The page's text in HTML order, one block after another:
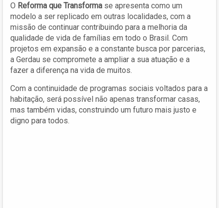
O Reforma que Transforma se apresenta como um
modelo a ser replicado em outras localidades, com a
missão de continuar contribuindo para a melhoria da
qualidade de vida de famílias em todo o Brasil. Com
projetos em expansão e a constante busca por parcerias,
a Gerdau se compromete a ampliar a sua atuação e a
fazer a diferença na vida de muitos.
Com a continuidade de programas sociais voltados para a
habitação, será possível não apenas transformar casas,
mas também vidas, construindo um futuro mais justo e
digno para todos.